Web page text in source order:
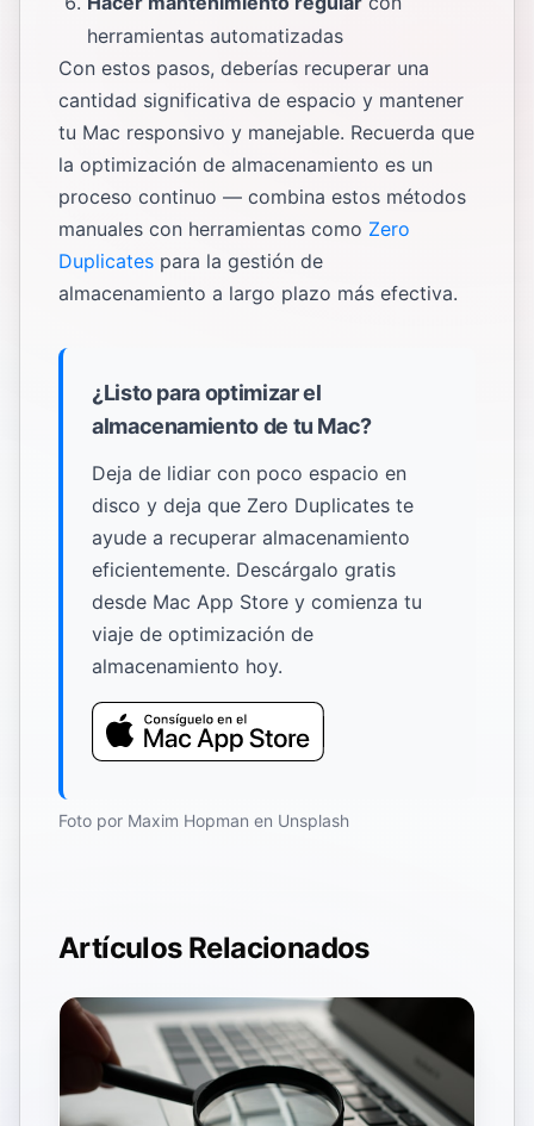
herramientas automatizadas
Con estos pasos, deberías recuperar una
cantidad significativa de espacio y mantener
tu Mac responsivo y manejable. Recuerda que
la optimización de almacenamiento es un
proceso continuo — combina estos métodos
manuales con herramientas como Zero
Duplicates para la gestión de
almacenamiento a largo plazo más efectiva.
¿Listo para optimizar el
almacenamiento de tu Mac?
Deja de lidiar con poco espacio en
disco y deja que Zero Duplicates te
ayude a recuperar almacenamiento
eficientemente. Descárgalo gratis
desde Mac App Store y comienza tu
viaje de optimización de
almacenamiento hoy.
Foto por Maxim Hopman en Unsplash
Artículos Relacionados